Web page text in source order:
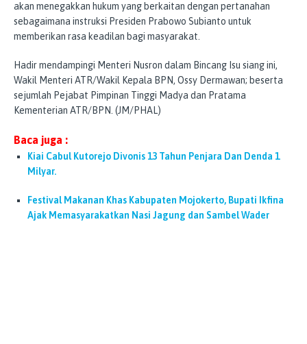
akan menegakkan hukum yang berkaitan dengan pertanahan
sebagaimana instruksi Presiden Prabowo Subianto untuk
memberikan rasa keadilan bagi masyarakat.
Hadir mendampingi Menteri Nusron dalam Bincang Isu siang ini,
Wakil Menteri ATR/Wakil Kepala BPN, Ossy Dermawan; beserta
sejumlah Pejabat Pimpinan Tinggi Madya dan Pratama
Kementerian ATR/BPN. (JM/PHAL)
Baca juga :
Kiai Cabul Kutorejo Divonis 13 Tahun Penjara Dan Denda 1
Milyar.
Festival Makanan Khas Kabupaten Mojokerto, Bupati Ikfina
Ajak Memasyarakatkan Nasi Jagung dan Sambel Wader